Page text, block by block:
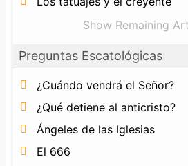
Show Remaining
Preguntas Escatológicas
¿Cuándo vendrá el Señor?
¿Qué detiene al anticristo?
Ángeles de las Iglesias
El 666